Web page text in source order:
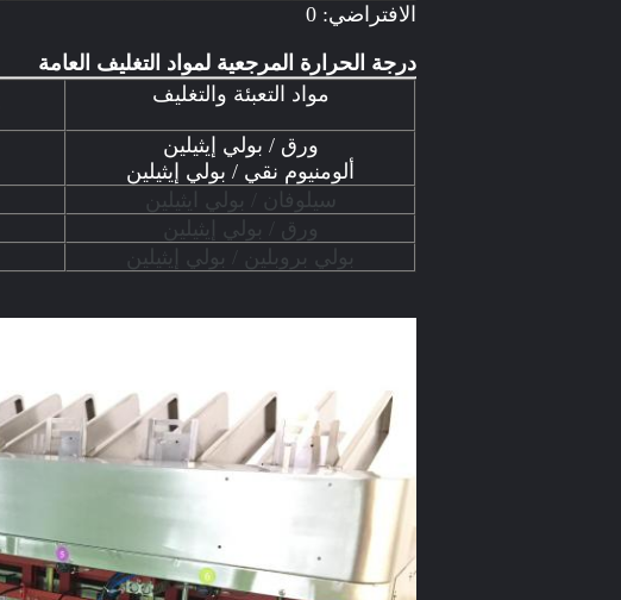
الافتراضي: 0
درجة الحرارة المرجعية لمواد التغليف العامة
مواد التعبئة والتغليف
ورق / بولي إيثيلين
ألومنيوم نقي / بولي إيثيلين
سيلوفان / بولي ايثيلين
ورق / بولي إيثيلين
بولي بروبلين / بولي إيثيلين